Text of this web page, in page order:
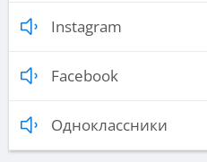
Instagram
Facebook
Одноклассники